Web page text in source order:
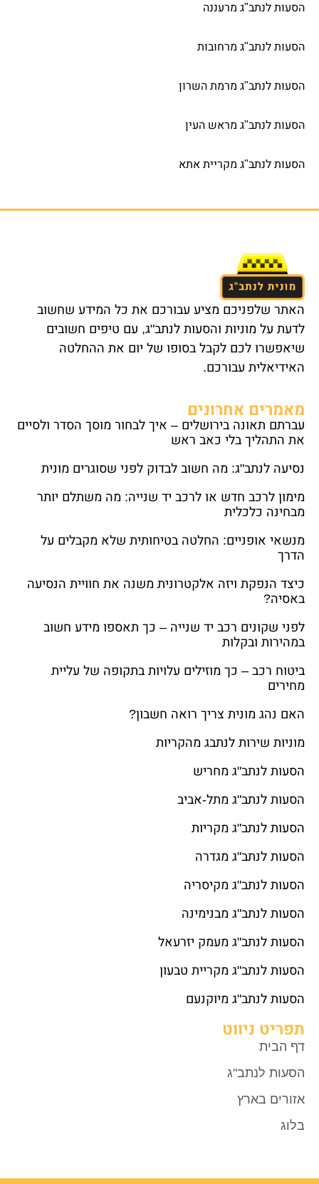
הסעות לנתב"ג מרעננה
הסעות לנתב"ג מרחובות
הסעות לנתב"ג מרמת השרון
הסעות לנתב"ג מראש העין
הסעות לנתב"ג מקריית אתא
האתר שלפניכם מציע עבורכם את כל המידע שחשוב
לדעת על מוניות והסעות לנתב"ג, עם טיפים חשובים
שיאפשרו לכם לקבל בסופו של יום את ההחלטה
האידיאלית עבורכם.
מאמרים אחרונים
עברתם תאונה בירושלים – איך לבחור מוסך הסדר ולסיים
את התהליך בלי כאב ראש
נסיעה לנתב"ג: מה חשוב לבדוק לפני שסוגרים מונית
מימון לרכב חדש או לרכב יד שנייה: מה משתלם יותר
מבחינה כלכלית
מנשאי אופניים: החלטה בטיחותית שלא מקבלים על
הדרך
כיצד הנפקת ויזה אלקטרונית משנה את חוויית הנסיעה
באסיה?
לפני שקונים רכב יד שנייה – כך תאספו מידע חשוב
במהירות ובקלות
ביטוח רכב – כך מוזילים עלויות בתקופה של עליית
מחירים
האם נהג מונית צריך רואה חשבון?
מוניות שירות לנתבג מהקריות
הסעות לנתב"ג מחריש
הסעות לנתב"ג מתל-אביב
הסעות לנתב"ג מקריות
הסעות לנתב"ג מגדרה
הסעות לנתב"ג מקיסריה
הסעות לנתב"ג מבנימינה
הסעות לנתב"ג מעמק יזרעאל
הסעות לנתב"ג מקריית טבעון
הסעות לנתב"ג מיוקנעם
תפריט ניווט
דף הבית
הסעות לנתב"ג
אזורים בארץ
בלוג